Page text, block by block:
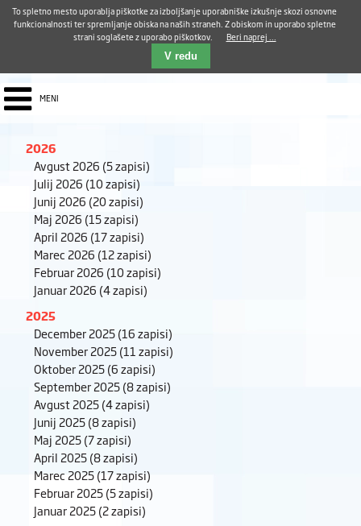
E-pošta ZUDV
Iskalnik
MENI
2026
Avgust 2026 (5 zapisi)
Julij 2026 (10 zapisi)
Junij 2026 (20 zapisi)
Maj 2026 (15 zapisi)
April 2026 (17 zapisi)
Marec 2026 (12 zapisi)
Februar 2026 (10 zapisi)
Januar 2026 (4 zapisi)
2025
December 2025(16 zapisi)
November 2025(11 zapisi)
Oktober 2025(6 zapisi)
September 2025(8 zapisi)
Avgust 2025(4 zapisi)
Junij 2025(8 zapisi)
Maj 2025(7 zapisi)
April 2025(8 zapisi)
Marec 2025(17 zapisi)
Februar 2025(5 zapisi)
Januar 2025(2 zapisi)
To spletno mesto uporablja piškotke za izboljšanje uporabniške izkušnje skozi osnovne
funkcionalnosti ter spremljanje obiska na naših straneh. Z obiskom in uporabo spletne
strani soglašete z uporabo piškotkov.
Beri naprej ...
V redu